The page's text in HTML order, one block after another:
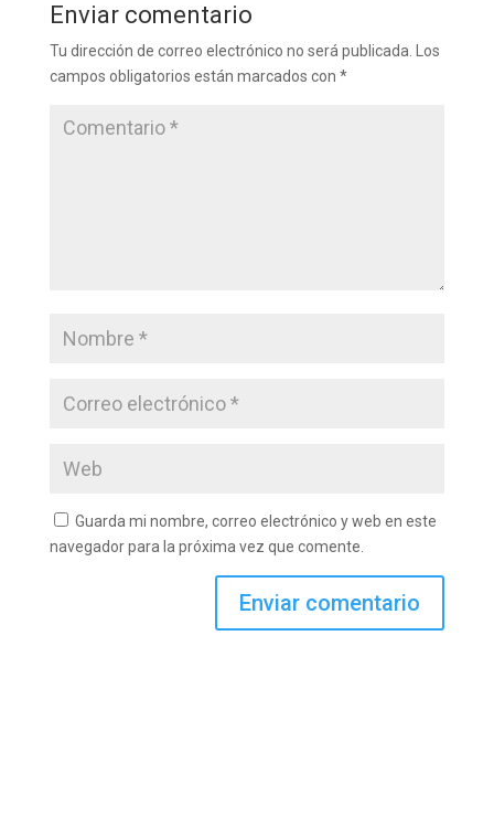
Enviar comentario
Tu dirección de correo electrónico no será publicada.
Los
campos obligatorios están marcados con *
Guarda mi nombre, correo electrónico y web en este
navegador para la próxima vez que comente.